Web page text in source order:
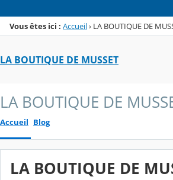
Vous êtes ici : Accueil› LA BOUTIQUE DE
LA BOUTIQUE DE MUSSET
LA BOUTIQUE DE
Accueil Blog
LA BOUTIQUE DE